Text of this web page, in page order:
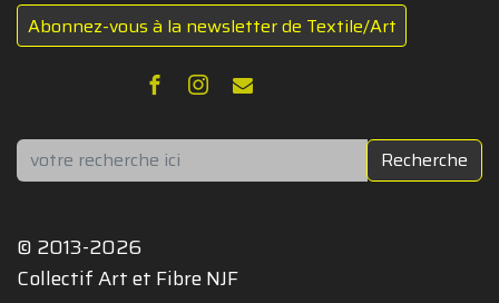
Abonnez-vous à la newsletter de Textile/Art
Rechercher Recherche
© 2013-2026
Collectif Art et Fibre NJF